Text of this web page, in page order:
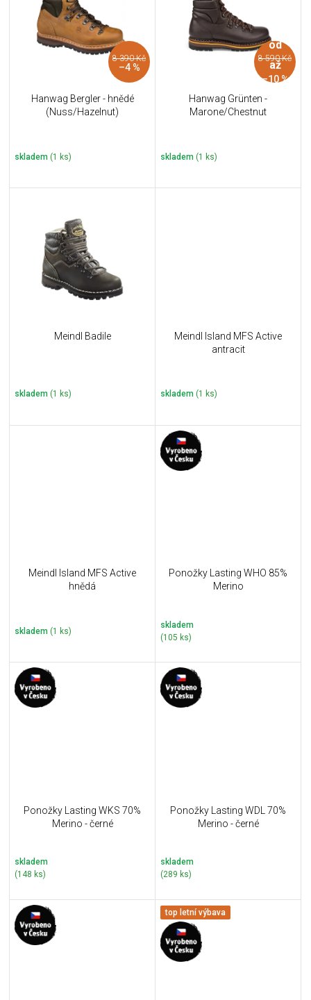
8 390 Kč
–4 %
Hanwag Bergler - hnědé
(Nuss/Hazelnut)
skladem (1 ks)
od
8 590 Kč
až
–10 %
Hanwag Grünten -
Marone/Chestnut
skladem (1 ks)
Meindl Badile
skladem (1 ks)
Meindl Island MFS Active
antracit
skladem (1 ks)
Meindl Island MFS Active
hnědá
skladem (1 ks)
Ponožky Lasting WHO 85%
Merino
skladem
(105 ks)
Ponožky Lasting WKS 70%
Merino - černé
skladem
(148 ks)
Ponožky Lasting WDL 70%
Merino - černé
skladem
(289 ks)
top letní výbava